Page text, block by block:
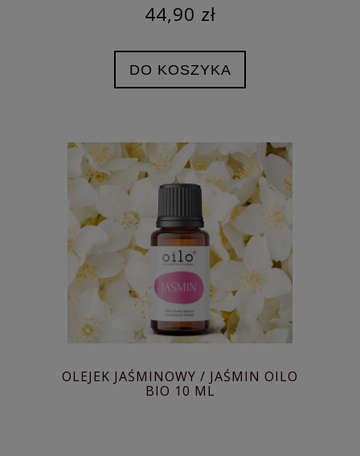
44,90 zł
DO KOSZYKA
OLEJEK JAŚMINOWY / JAŚMIN OILO
BIO 10 ML